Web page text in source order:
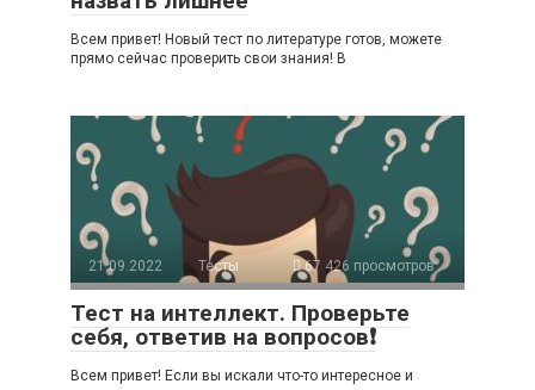
Всем привет! Новый тест по литературе готов, можете
прямо сейчас проверить свои знания! В
21.09.2022 Тесты 67 426 просмотров
Тест на интеллект. Проверьте
себя, ответив на вопросов❗
Всем привет! Если вы искали что-то интересное и